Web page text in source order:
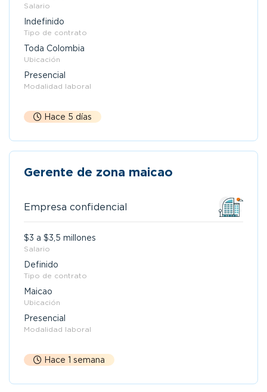
Salario
Indefinido
Tipo de contrato
Toda Colombia
Ubicación
Presencial
Modalidad laboral
Hace 5 días
Gerente de zona maicao
Empresa confidencial
$3 a $3,5 millones
Salario
Definido
Tipo de contrato
Maicao
Ubicación
Presencial
Modalidad laboral
Hace 1 semana